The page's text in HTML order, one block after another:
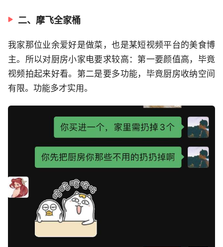
二、摩飞全家桶
我家那位业余爱好是做菜，也是某短视频平台的美食博
主。所以对厨房小家电要求较高：第一要颜值高，毕竟
视频拍起来好看。第二是要多功能，毕竟厨房收纳空间
有限。功能多才实用。